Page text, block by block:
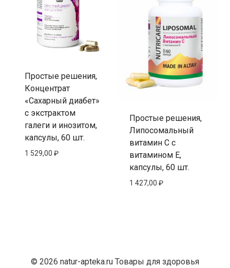
Простые решения,
Концентрат
«Сахарный диабет»
с экстрактом
галеги и инозитом,
капсулы, 60 шт.
1 529,00 ₽
Простые решения,
Липосомальный
витамин C с
витамином E,
капсулы, 60 шт.
1 427,00 ₽
© 2026 natur-apteka.ru Товары для здоровья